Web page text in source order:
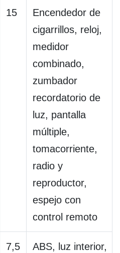
15
Encendedor de
cigarrillos, reloj,
medidor
combinado,
zumbador
recordatorio de
luz, pantalla
múltiple,
tomacorriente,
radio y
reproductor,
espejo con
control remoto
7,5
ABS, luz interior,